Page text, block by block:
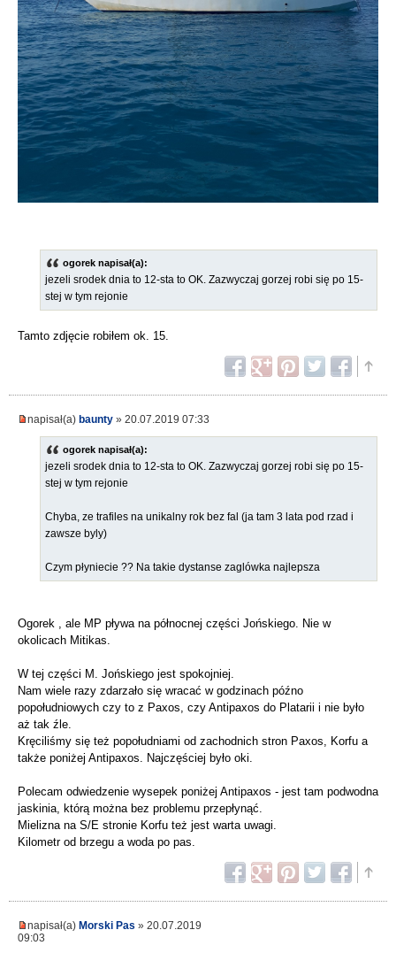
ogorek napisał(a):
jezeli srodek dnia to 12-sta to OK. Zazwyczaj gorzej robi się po 15-
stej w tym rejonie
Tamto zdjęcie robiłem ok. 15.
napisał(a) baunty » 20.07.2019 07:33
ogorek napisał(a):
jezeli srodek dnia to 12-sta to OK. Zazwyczaj gorzej robi się po 15-
stej w tym rejonie
Chyba, ze trafiles na unikalny rok bez fal (ja tam 3 lata pod rzad i
zawsze byly)
Czym płyniecie ?? Na takie dystanse zaglówka najlepsza
Ogorek , ale MP pływa na północnej części Jońskiego. Nie w
okolicach Mitikas.
W tej części M. Jońskiego jest spokojniej.
Nam wiele razy zdarzało się wracać w godzinach późno
popołudniowych czy to z Paxos, czy Antipaxos do Platarii i nie było
aż tak źle.
Kręciliśmy się też popołudniami od zachodnich stron Paxos, Korfu a
także poniżej Antipaxos. Najczęściej było oki.
Polecam odwiedzenie wysepek poniżej Antipaxos - jest tam podwodna
jaskinia, którą można bez problemu przepłynąć.
Mielizna na S/E stronie Korfu też jest warta uwagi.
Kilometr od brzegu a woda po pas.
napisał(a) Morski Pas » 20.07.2019
09:03